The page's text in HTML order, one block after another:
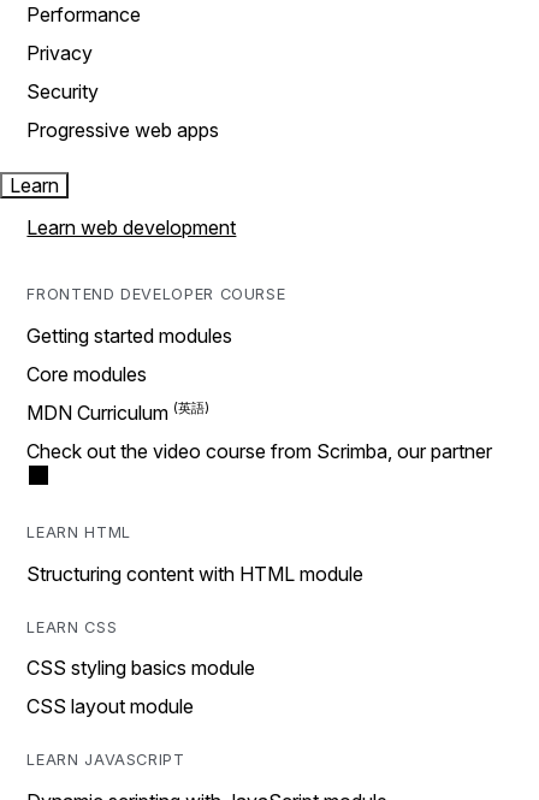
Performance
Privacy
Security
Progressive web apps
Learn
Learn web development
FRONTEND DEVELOPER COURSE
Getting started modules
Core modules
MDN Curriculum
Check out the video course from Scrimba, our partner
LEARN HTML
Structuring content with HTML module
LEARN CSS
CSS styling basics module
CSS layout module
LEARN JAVASCRIPT